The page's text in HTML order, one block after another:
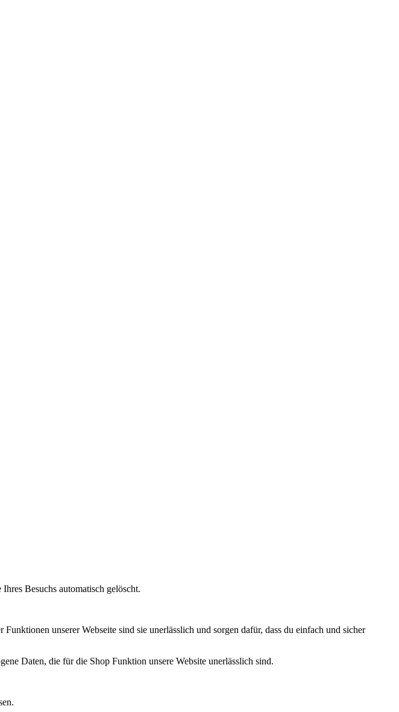
Besuchs automatisch gelöscht.
unserer Webseite sind sie unerlässlich und sorgen dafür, dass du einfach und sicher
Daten, die für die Shop Funktion unsere Website unerlässlich sind.